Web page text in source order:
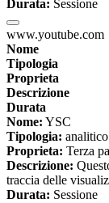
Durata: Sessione
www.youtube.com
Nome
Tipologia
Proprieta
Descrizione
Durata
Nome: YSC
Tipologia: analitico
Proprieta: Terza
Descrizione:
traccia delle
Durata: Sessione